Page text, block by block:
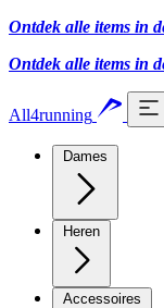
Ontdek alle items in
Ontdek alle items in
All4running
Dames
Heren
Accessoires